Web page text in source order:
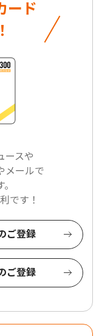
ード
ースや
メールで
です！
ご登録
ご登録